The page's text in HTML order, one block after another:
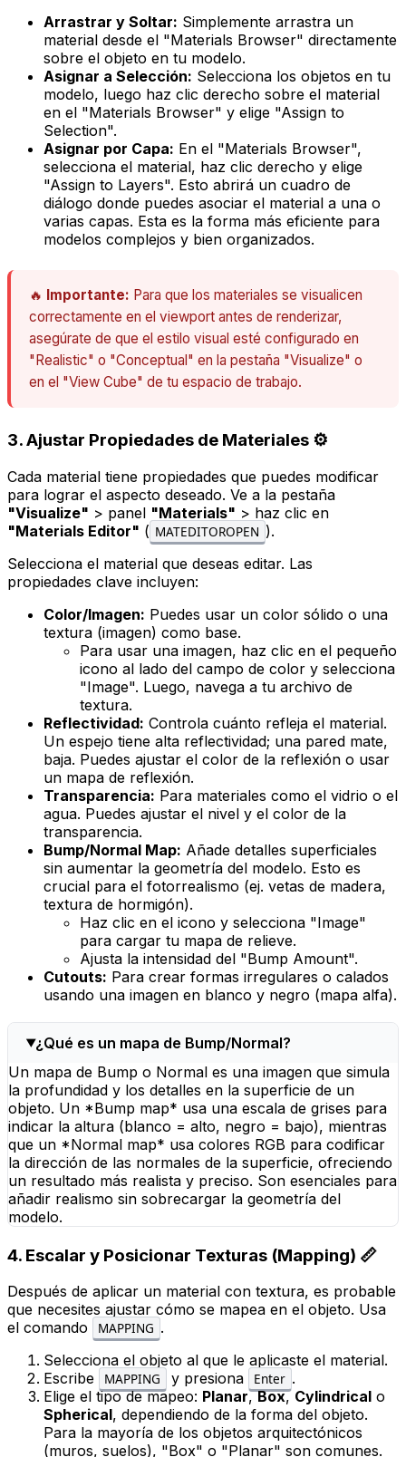
Arrastrar y Soltar: Simplemente arrastra un
material desde el "Materials Browser" directamente
sobre el objeto en tu modelo.
Asignar a Selección: Selecciona los objetos en tu
modelo, luego haz clic derecho sobre el material
en el "Materials Browser" y elige "Assign to
Selection".
Asignar por Capa: En el "Materials Browser",
selecciona el material, haz clic derecho y elige
"Assign to Layers". Esto abrirá un cuadro de
diálogo donde puedes asociar el material a una o
varias capas. Esta es la forma más eficiente para
modelos complejos y bien organizados.
🔥 Importante: Para que los materiales se visualicen
correctamente en el viewport antes de renderizar,
asegúrate de que el estilo visual esté configurado en
"Realistic" o "Conceptual" en la pestaña "Visualize" o
en el "View Cube" de tu espacio de trabajo.
3. Ajustar Propiedades de Materiales ⚙️
Cada material tiene propiedades que puedes modificar
para lograr el aspecto deseado. Ve a la pestaña
"Visualize" > panel "Materials" > haz clic en
"Materials Editor" ( MATEDITOROPEN ).
Selecciona el material que deseas editar. Las
propiedades clave incluyen:
Color/Imagen: Puedes usar un color sólido o una
textura (imagen) como base.
Para usar una imagen, haz clic en el pequeño
icono al lado del campo de color y selecciona
"Image". Luego, navega a tu archivo de
textura.
Reflectividad: Controla cuánto refleja el material.
Un espejo tiene alta reflectividad; una pared mate,
baja. Puedes ajustar el color de la reflexión o usar
un mapa de reflexión.
Transparencia: Para materiales como el vidrio o el
agua. Puedes ajustar el nivel y el color de la
transparencia.
Bump/Normal Map: Añade detalles superficiales
sin aumentar la geometría del modelo. Esto es
crucial para el fotorrealismo (ej. vetas de madera,
textura de hormigón).
Haz clic en el icono y selecciona "Image"
para cargar tu mapa de relieve.
Ajusta la intensidad del "Bump Amount".
Cutouts: Para crear formas irregulares o calados
usando una imagen en blanco y negro (mapa alfa).
¿Qué es un mapa de Bump/Normal?
Un mapa de Bump o Normal es una imagen que simula
la profundidad y los detalles en la superficie de un
objeto. Un *Bump map* usa una escala de grises para
indicar la altura (blanco = alto, negro = bajo), mientras
que un *Normal map* usa colores RGB para codificar
la dirección de las normales de la superficie, ofreciendo
un resultado más realista y preciso. Son esenciales para
añadir realismo sin sobrecargar la geometría del
modelo.
4. Escalar y Posicionar Texturas (Mapping) 📏
Después de aplicar un material con textura, es probable
que necesites ajustar cómo se mapea en el objeto. Usa
el comando
MAPPING .
Selecciona el objeto al que le aplicaste el material.
Escribe
MAPPING y presiona Enter .
Elige el tipo de mapeo: Planar,Box, Cylindrical o
Spherical, dependiendo de la forma del objeto.
Para la mayoría de los objetos arquitectónicos
(muros, suelos), "Box" o "Planar" son comunes.